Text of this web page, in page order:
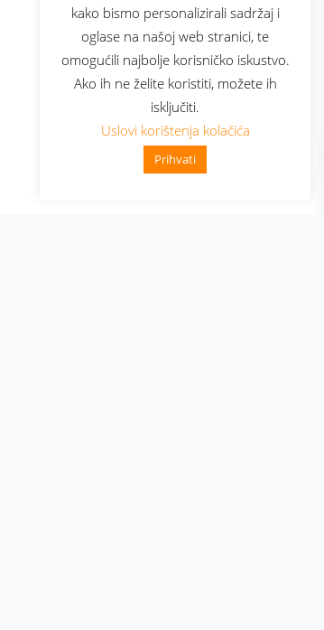
kako bismo personalizirali sadržaj i
oglase na našoj web stranici, te
omogućili najbolje korisničko iskustvo.
Ako ih ne želite koristiti, možete ih
isključiti.
Uslovi korištenja kolačića
Prihvati
👋 Zdravo, kako mogu pomoći?